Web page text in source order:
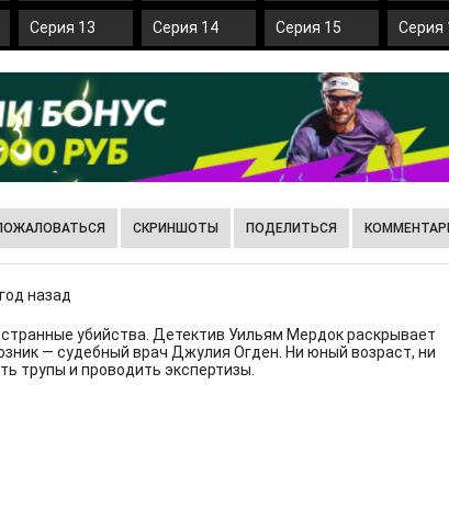
Серия 13 Серия 14 Серия 15 Серия
СКРИНШОТЫ ПОДЕЛИТЬСЯ
назад
убийства. Детектив Уильям Мердок раскрывает
— судебный врач Джулия Огден. Ни юный возраст, ни
трупы и проводить экспертизы.